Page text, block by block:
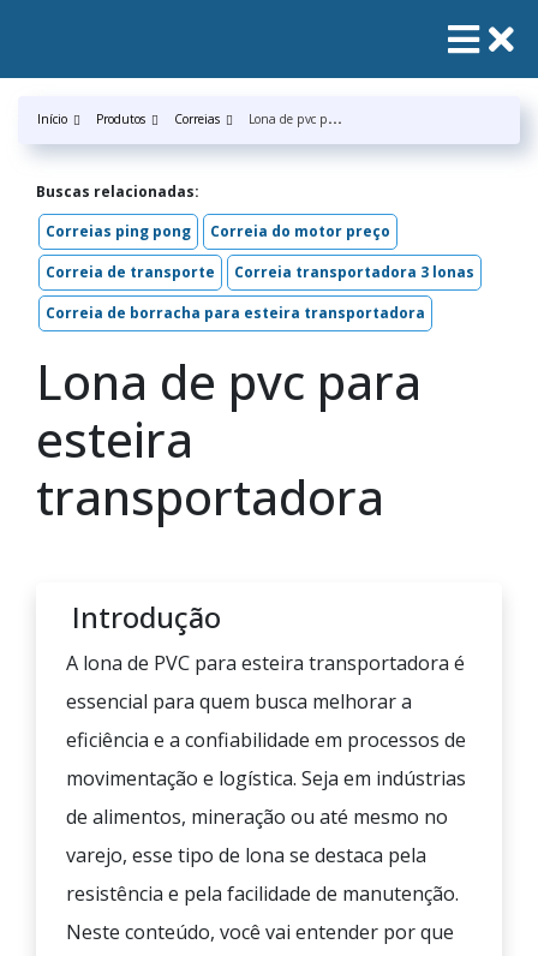
Início Produtos Correias L
ona de pvc para esteira transportadora
Buscas relacionadas:
Correias ping pong
Correia do motor preço
Correia de transporte
Correia transportadora 3 lonas
Correia de borracha para esteira transportadora
Lona de pvc para
esteira
transportadora
Introdução
A lona de PVC para esteira transportadora é
essencial para quem busca melhorar a
eficiência e a confiabilidade em processos de
movimentação e logística. Seja em indústrias
de alimentos, mineração ou até mesmo no
varejo, esse tipo de lona se destaca pela
resistência e pela facilidade de manutenção.
Neste conteúdo, você vai entender por que